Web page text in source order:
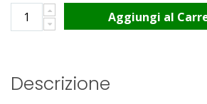
Aggiungi al
Descrizione